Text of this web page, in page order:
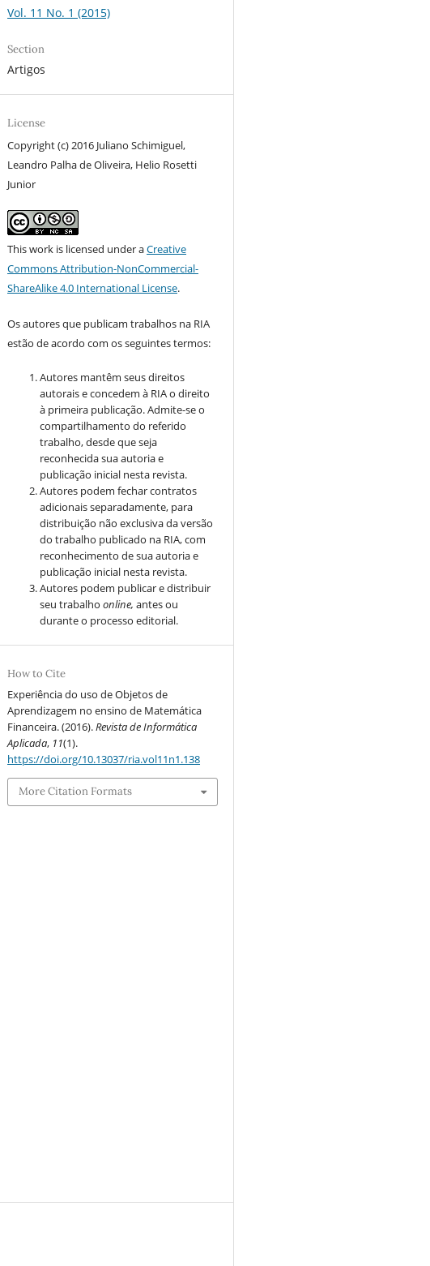
Vol. 11 No. 1 (2015)
Section
Artigos
License
Copyright (c) 2016 Juliano Schimiguel,
Leandro Palha de Oliveira, Helio Rosetti
Junior
This work is licensed under aCreative
Commons Attribution-NonCommercial-
ShareAlike 4.0 International License.
Os autores que publicam trabalhos na RIA
estão de acordo com os seguintes termos:
Autores mantêm seus direitos
autorais e concedem à RIA o direito
à primeira publicação. Admite-se o
compartilhamento do referido
trabalho, desde que seja
reconhecida sua autoria e
publicação inicial nesta revista.
Autores podem fechar contratos
adicionais separadamente, para
distribuição não exclusiva da versão
do trabalho publicado na RIA, com
reconhecimento de sua autoria e
publicação inicial nesta revista.
Autores podem publicar e distribuir
seu trabalhoonline,antes ou
durante o processo editorial.
How to Cite
Experiência do uso de Objetos de
Aprendizagem no ensino de Matemática
Financeira. (2016).Revista de Informática
Aplicada, 11(1).
https://doi.org/10.13037/ria.vol11n1.138
More Citation Formats